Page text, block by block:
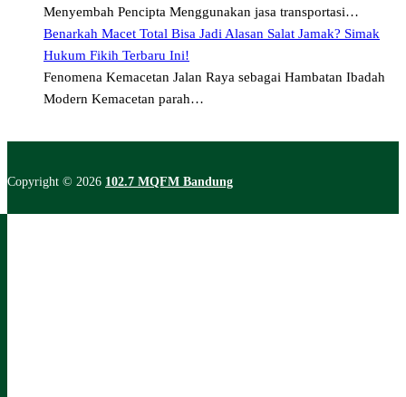
Menyembah Pencipta Menggunakan jasa transportasi…
Benarkah Macet Total Bisa Jadi Alasan Salat Jamak? Simak
Hukum Fikih Terbaru Ini!
Fenomena Kemacetan Jalan Raya sebagai Hambatan Ibadah
Modern Kemacetan parah…
Copyright © 2026 102.7 MQFM Bandung